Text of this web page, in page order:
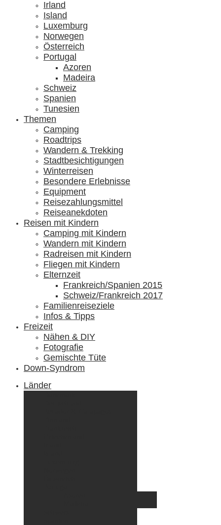
Irland
Island
Luxemburg
Norwegen
Österreich
Portugal
Azoren
Madeira
Schweiz
Spanien
Tunesien
Themen
Camping
Roadtrips
Wandern & Trekking
Stadtbesichtigungen
Winterreisen
Besondere Erlebnisse
Equipment
Reisezahlungsmittel
Reiseanekdoten
Reisen mit Kindern
Camping mit Kindern
Wandern mit Kindern
Radreisen mit Kindern
Fliegen mit Kindern
Elternzeit
Frankreich/Spanien 2015
Schweiz/Frankreich 2017
Familienreiseziele
Infos & Tipps
Freizeit
Nähen & DIY
Fotografie
Gemischte Tüte
Down-Syndrom
Länder